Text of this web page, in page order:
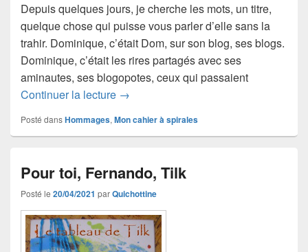
Depuis quelques jours, je cherche les mots, un titre,
quelque chose qui puisse vous parler d’elle sans la
trahir. Dominique, c’était Dom, sur son blog, ses blogs.
Dominique, c’était les rires partagés avec ses
aminautes, ses blogopotes, ceux qui passaient
Continuer la lecture Dominique
→
Posté dansHommages,Mon cahier à spirales
Pour toi, Fernando, Tilk
Posté le 20/04/2021 parQuichottine